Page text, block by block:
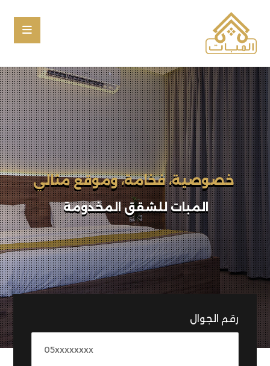
المبات للشقق المخدومة
إقامتك المختلفة تبدأ بخطوة
رقم الجوال